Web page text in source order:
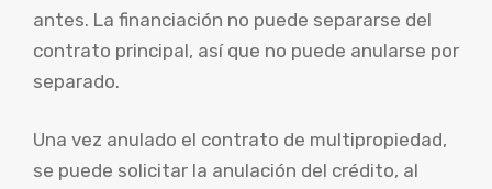
antes. La financiación no puede separarse del
contrato principal, así que no puede anularse por
separado.
Una vez anulado el contrato de multipropiedad,
se puede solicitar la anulación del crédito, al